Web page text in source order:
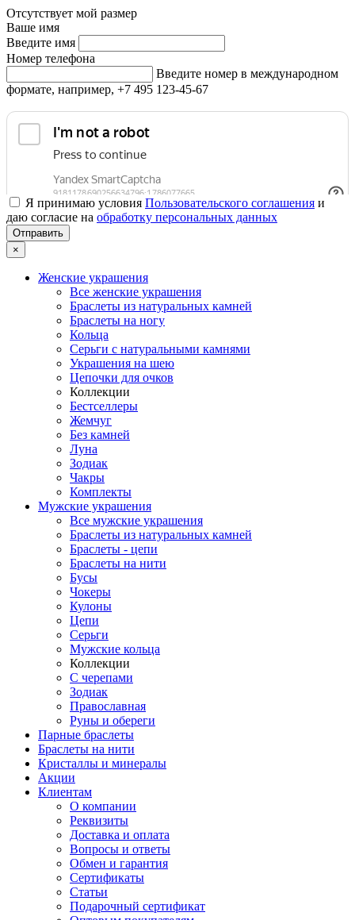
Отсутствует мой размер
Ваше имя
Введите имя
Номер телефона
Введите номер в международном
формате, например, +7 495 123-45-67
Я принимаю условия Пользовательского соглашения и
даю согласие на обработку персональных данных
×
Женские украшения
Все женские украшения
Браслеты из натуральных камней
Браслеты на ногу
Кольца
Серьги с натуральными камнями
Украшения на шею
Цепочки для очков
Коллекции
Бестселлеры
Жемчуг
Без камней
Луна
Зодиак
Чакры
Комплекты
Мужские украшения
Все мужские украшения
Браслеты из натуральных камней
Браслеты - цепи
Браслеты на нити
Бусы
Чокеры
Кулоны
Цепи
Серьги
Мужские кольца
Коллекции
С черепами
Зодиак
Православная
Руны и обереги
Парные браслеты
Браслеты на нити
Кристаллы и минералы
Акции
Клиентам
О компании
Реквизиты
Доставка и оплата
Вопросы и ответы
Обмен и гарантия
Сертификаты
Статьи
Подарочный сертификат